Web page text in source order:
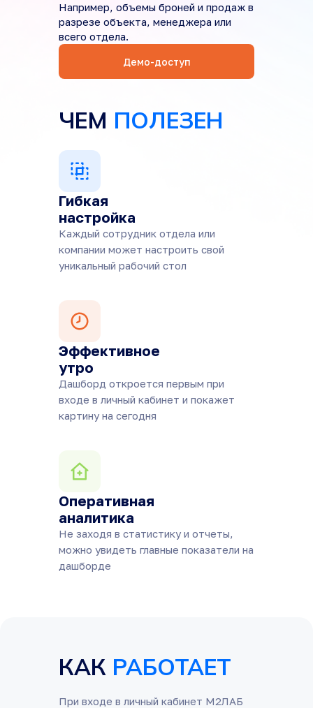
Например, объемы броней и продаж в
разрезе объекта, менеджера или
всего отдела.
Демо-доступ
Оперативная
аналитика
Не заходя в статистику и отчеты,
можно увидеть главные показатели на
дашборде
Эффективное
утро
Дашборд откроется первым при
входе в личный кабинет и покажет
картину на сегодня
Гибкая
настройка
Каждый сотрудник отдела или
компании может настроить свой
уникальный рабочий стол
ЧЕМ ПОЛЕЗЕН
При входе в личный кабинет М2ЛАБ
КАК РАБОТАЕТ